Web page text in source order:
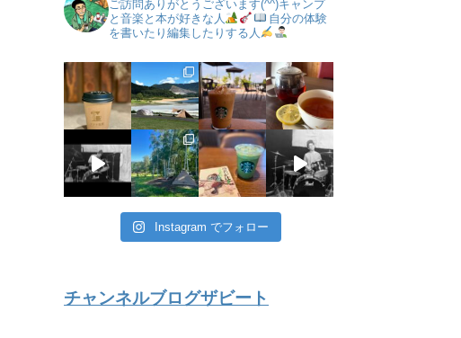
ご訪問ありがとうございます(^^)キャンプ
と音楽と本が好きな人
自分の体験
を書いたり編集したりする人
Instagram でフォロー
チャンネルブログザビート